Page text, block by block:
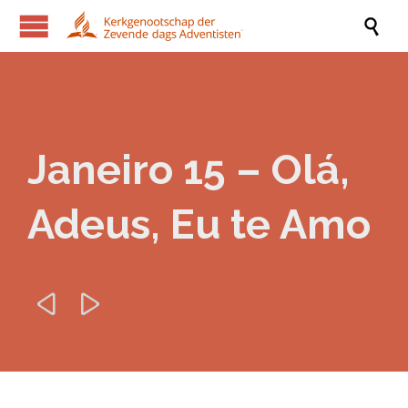

Janeiro 15 – Olá,
Adeus, Eu te Amo
 